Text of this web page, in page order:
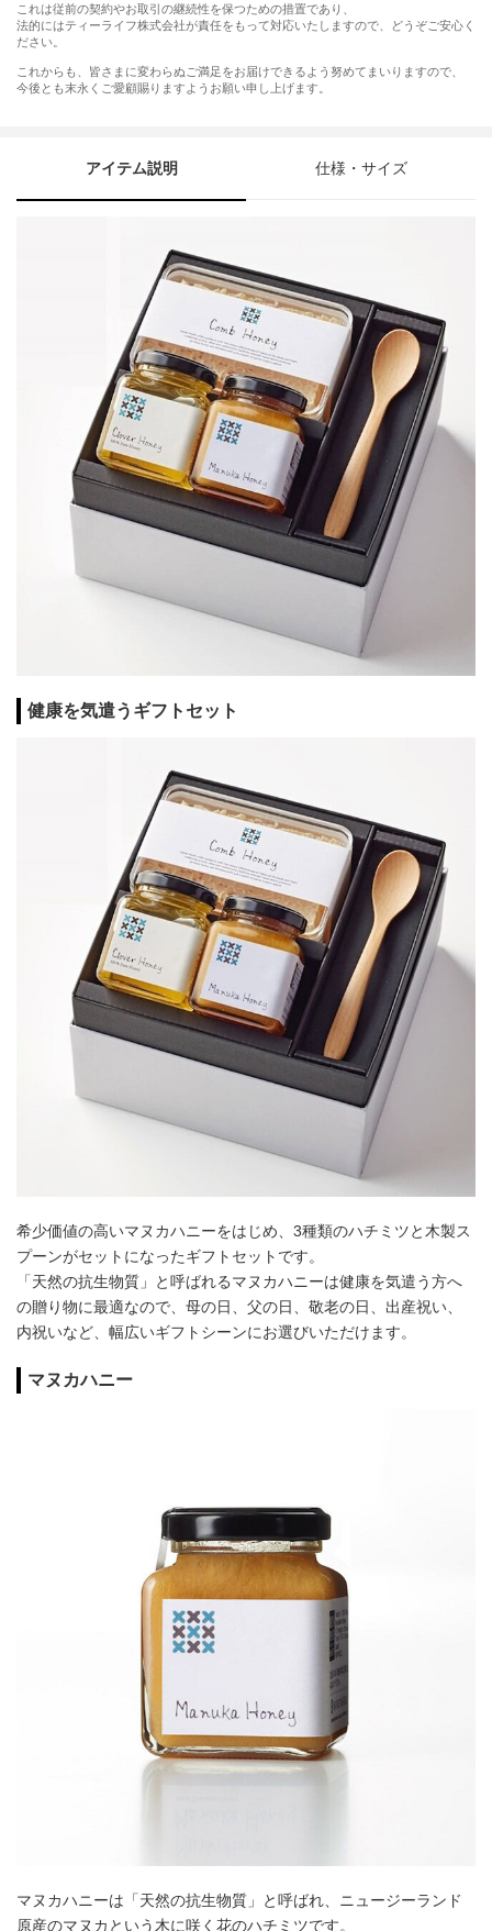
これは従前の契約やお取引の継続性を保つための措置であり、
法的にはティーライフ株式会社が責任をもって対応いたしますので、どうぞご安心く
ださい。
これからも、皆さまに変わらぬご満足をお届けできるよう努めてまいりますので、
今後とも末永くご愛顧賜りますようお願い申し上げます。
アイテム説明 仕様・サイズ
健康を気遣うギフトセット
希少価値の高いマヌカハニーをはじめ、3種類のハチミツと木製ス
プーンがセットになったギフトセットです。
「天然の抗生物質」と呼ばれるマヌカハニーは健康を気遣う方へ
の贈り物に最適なので、母の日、父の日、敬老の日、出産祝い、
内祝いなど、幅広いギフトシーンにお選びいただけます。
マヌカハニー
マヌカハニーは「天然の抗生物質」と呼ばれ、ニュージーランド
原産のマヌカという木に咲く花のハチミツです。